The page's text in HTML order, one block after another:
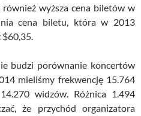
wyższa cena biletów w
cena biletu, która w 2013
$60,35.
budzi porównanie koncertów
mieliśmy frekwencję 15.764
widzów. Różnica 1.494
że przychód organizatora